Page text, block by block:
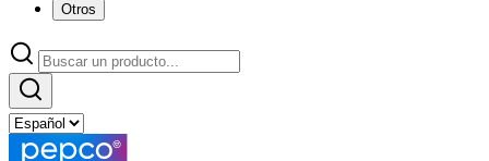
Otros